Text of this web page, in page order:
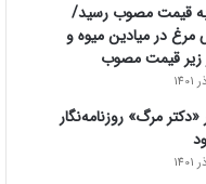
قیمت مصوب رسید/
در میادین میوه و
زیر قیمت مصوب
«دکتر مرگ» روزنامه‌نگار